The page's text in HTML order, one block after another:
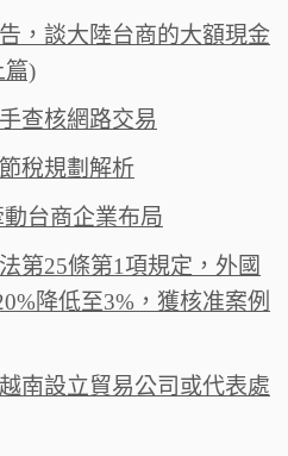
，談大陸台商的大額現金
篇)
查核網路交易
稅規劃解析
台商企業布局
第25條第1項規定，外國
降低至3%，獲核准案例
南設立貿易公司或代表處